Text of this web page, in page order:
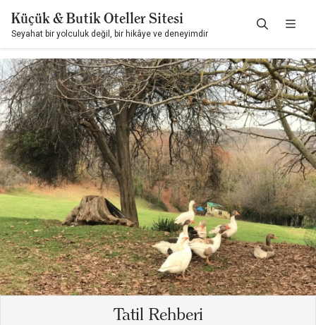
Küçük & Butik Oteller Sitesi
Seyahat bir yolculuk değil, bir hikâye ve deneyimdir
Tatil Rehberi